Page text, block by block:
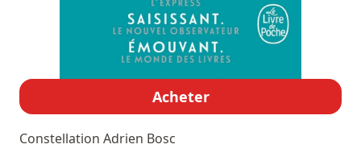
Acheter
Constellation Adrien Bosc